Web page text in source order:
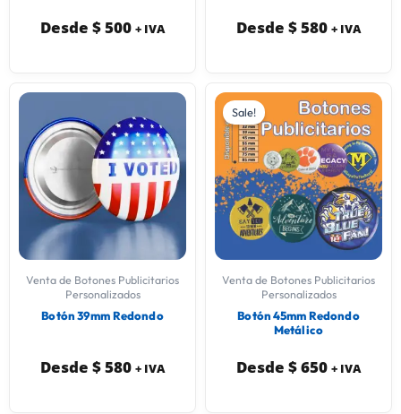
Desde $500 + IVA Desde $580 + IVA
Venta de Botones Publicitarios
Personalizados
Botón 39mm Redondo
Desde $580 + IVA
Sale!
Venta de Botones Publicitarios
Personalizados
Botón 45mm Redondo
Metálico
Desde $650 + IVA